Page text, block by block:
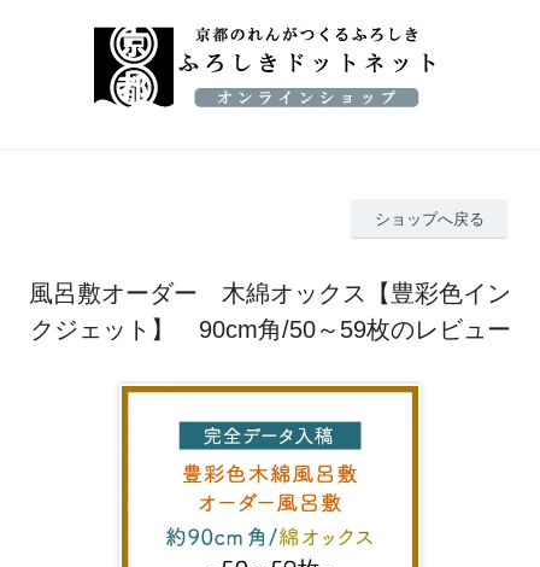
ショップへ戻る
風呂敷オーダー 木綿オックス【豊彩色イン
クジェット】 90cm角/50～59枚のレビュー